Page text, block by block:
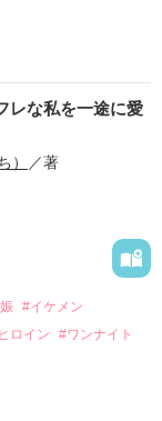
壊れてしまう。
よって
た。
た哲平に
レな私を一途に愛
） ／著
#イケメン
ロイン
#ワンナイト